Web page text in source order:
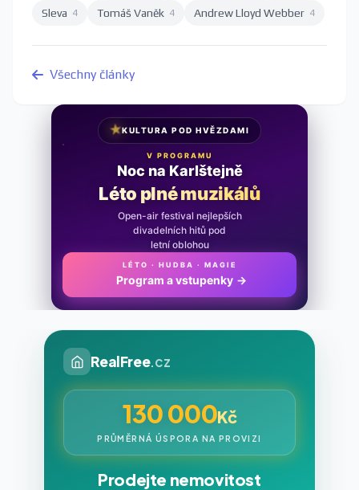
Sleva 4 Tomáš Vaněk 4 Andrew Lloyd Webber 4
Všechny články
★KULTURA POD HVĚZDAMI
V PROGRAMU
Noc na Karlštejně
Léto plné muzikálů
Open-air festival nejlepších
divadelních hitů pod
letní oblohou
LÉTO · HUDBA · MAGIE
Program a vstupenky →
RealFree.cz
130 000Kč
PRŮMĚRNÁ ÚSPORA NA PROVIZI
Prodejte nemovitost